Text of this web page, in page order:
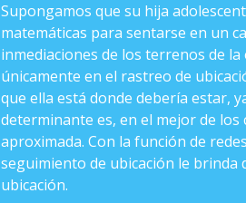
Supongamos que su hija
matemáticas para sentarse en un
inmediaciones de los terrenos de la
únicamente en el rastreo de
que ella está donde debería estar,
determinante es, en el mejor de los
aproximada. Con la función de
seguimiento de ubicación le brinda
ubicación.